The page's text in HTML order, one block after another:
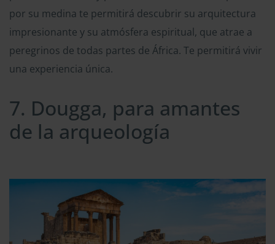
por su medina te permitirá descubrir su arquitectura
impresionante y su atmósfera espiritual, que atrae a
peregrinos de todas partes de África. Te permitirá vivir
una experiencia única.
7. Dougga, para amantes
de la arqueología